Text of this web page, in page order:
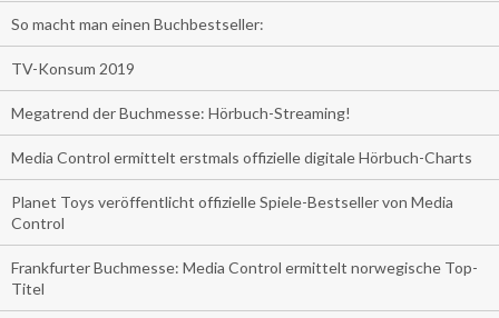
So macht man einen Buchbestseller:
TV-Konsum 2019
Megatrend der Buchmesse: Hörbuch-Streaming!
Media Control ermittelt erstmals offizielle digitale Hörbuch-Charts
Planet Toys veröffentlicht offizielle Spiele-Bestseller von Media
Control
Frankfurter Buchmesse: Media Control ermittelt norwegische Top-
Titel